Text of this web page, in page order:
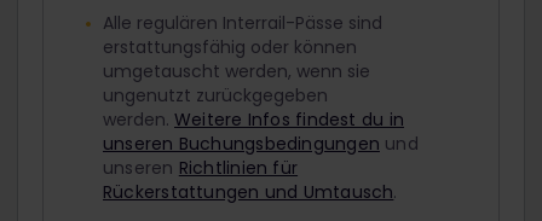
Alle regulären Interrail-Pässe sind
erstattungsfähig oder können
umgetauscht werden, wenn sie
ungenutzt zurückgegeben
werden. Weitere Infos findest du in
unseren Buchungsbedingungen und
unseren Richtlinien für
Rückerstattungen und Umtausch.